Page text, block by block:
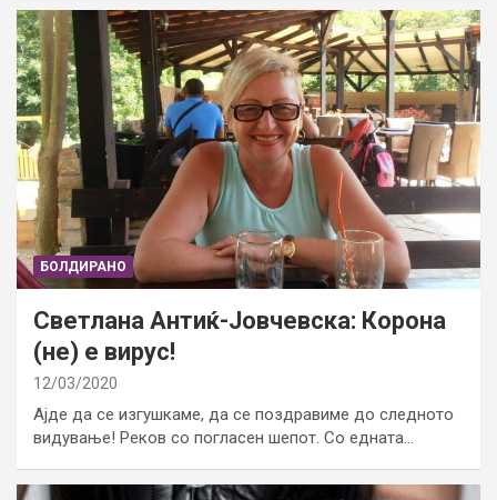
БОЛДИРАНО
Светлана Антиќ-Јовчевска: Корона
(не) е вирус!
12/03/2020
Ајде да се изгушкаме, да се поздравиме до следното
видување! Реков со погласен шепот. Со едната…